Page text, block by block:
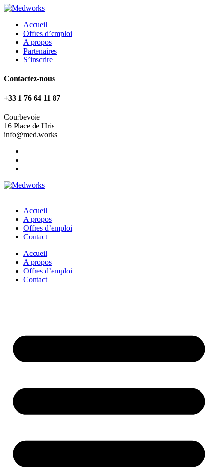
Accueil
Offres d’emploi
A propos
Partenaires
S’inscrire
Contactez-nous
+33 1 76 64 11 87
Courbevoie
16 Place de l'Iris
info@med.works
Accueil
A propos
Offres d’emploi
Contact
Accueil
A propos
Offres d’emploi
Contact